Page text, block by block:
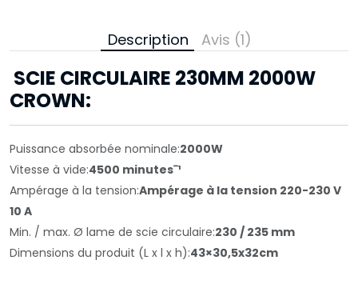
Description Avis (1)
SCIE CIRCULAIRE 230MM 2000W
CROWN:
Puissance absorbée nominale:2000W
Vitesse à vide:4500 minutesˉ¹
Ampérage à la tension:Ampérage à la tension 220-230 V
10 A
Min. / max. Ø lame de scie circulaire:230 / 235 mm
Dimensions du produit (L x l x h):43×30,5x32cm